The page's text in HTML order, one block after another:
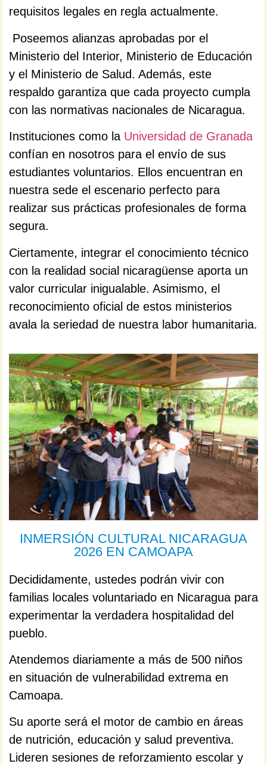
requisitos legales en regla actualmente.
Poseemos alianzas aprobadas por el
Ministerio del Interior, Ministerio de Educación
y el Ministerio de Salud. Además, este
respaldo garantiza que cada proyecto cumpla
con las normativas nacionales de Nicaragua.
Instituciones como la Universidad de Granada
confían en nosotros para el envío de sus
estudiantes voluntarios. Ellos encuentran en
nuestra sede el escenario perfecto para
realizar sus prácticas profesionales de forma
segura.
Ciertamente, integrar el conocimiento técnico
con la realidad social nicaragüense aporta un
valor curricular inigualable. Asimismo, el
reconocimiento oficial de estos ministerios
avala la seriedad de nuestra labor humanitaria.
INMERSIÓN CULTURAL NICARAGUA
2026 EN CAMOAPA
Decididamente, ustedes podrán vivir con
familias locales voluntariado en Nicaragua para
experimentar la verdadera hospitalidad del
pueblo.
Atendemos diariamente a más de 500 niños
en situación de vulnerabilidad extrema en
Camoapa.
Su aporte será el motor de cambio en áreas
de nutrición, educación y salud preventiva.
Lideren sesiones de reforzamiento escolar y